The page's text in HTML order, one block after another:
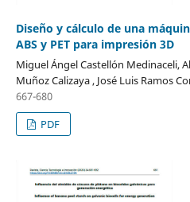
Diseño y cálculo de una
ABS y PET para impresión 3D
Miguel Ángel Castellón Medinaceli,
Muñoz Calizaya , José Luis Ramos
667-680
PDF